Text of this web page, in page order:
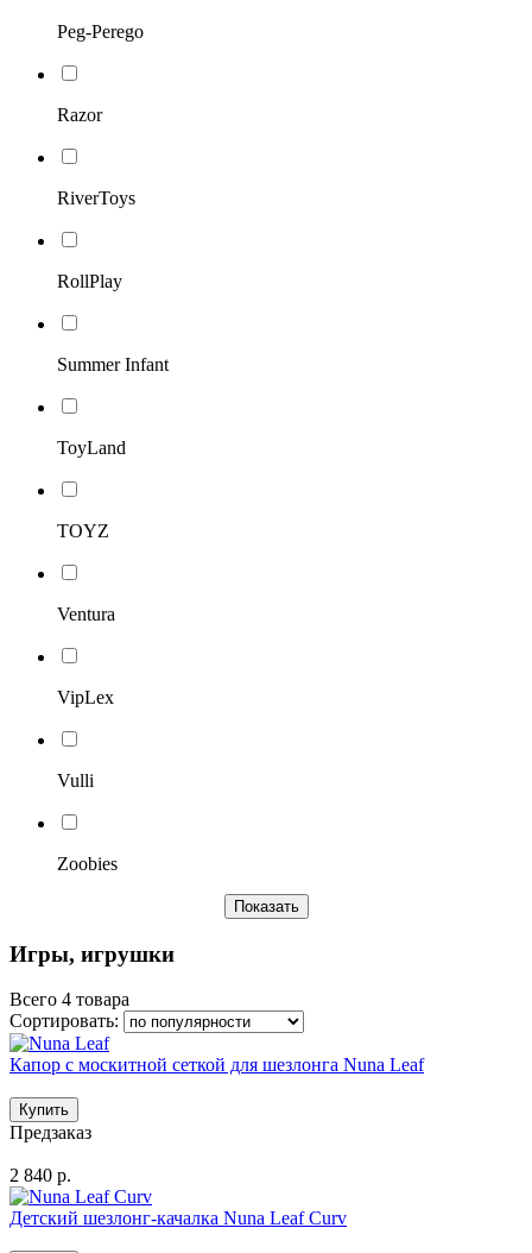
Peg-Perego
Razor
RiverToys
RollPlay
Summer Infant
ToyLand
TOYZ
Ventura
VipLex
Vulli
Zoobies
Игры, игрушки
Всего 4 товара
Сортировать:
Капор с москитной сеткой для шезлонга Nuna Leaf
Предзаказ
2 840 р.
Детский шезлонг-качалка Nuna Leaf Curv